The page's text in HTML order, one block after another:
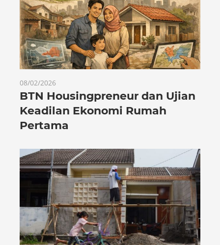
08/02/2026
BTN Housingpreneur dan Ujian
Keadilan Ekonomi Rumah
Pertama